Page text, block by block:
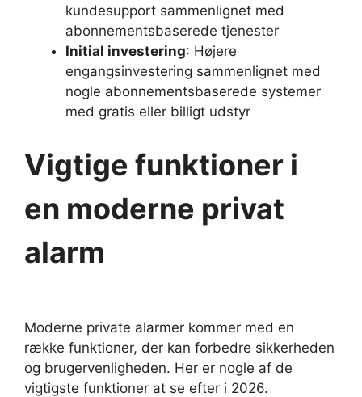
kundesupport sammenlignet med
abonnementsbaserede tjenester
Initial investering: Højere
engangsinvestering sammenlignet med
nogle abonnementsbaserede systemer
med gratis eller billigt udstyr
Vigtige funktioner i
en moderne privat
alarm
Moderne private alarmer kommer med en
række funktioner, der kan forbedre sikkerheden
og brugervenligheden. Her er nogle af de
vigtigste funktioner at se efter i 2026.